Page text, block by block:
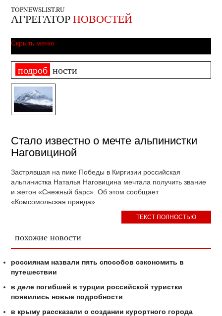
TOPNEWSLIST.RU
АГРЕГАТОРНОВОСТЕЙ
Скрыть меню
подроб ности
Стало известно о мечте альпинистки
Наговициной
Застрявшая на пике Победы в Киргизии российская
альпинистка Наталья Наговицина мечтала получить звание
и жетон «Снежный барс». Об этом сообщает
«Комсомольская правда».
ТЕКСТ ПОЛНОСТЬЮ
похожие новости
россиянам назвали пять способов сэкономить в
путешествии
в деле погибшей в турции российской туристки
появились новые подробности
в крыму рассказали о создании курортного города